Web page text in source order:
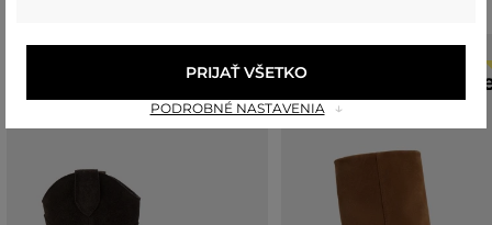
PODROBNÉ NASTAVENIA
PRIJAŤ VŠETKO